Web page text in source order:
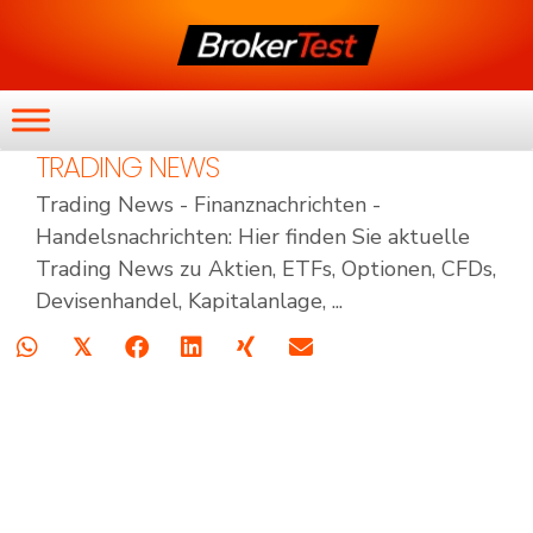
TRADING NEWS
Trading News - Finanznachrichten -
Handelsnachrichten: Hier finden Sie aktuelle
Trading News zu Aktien, ETFs, Optionen, CFDs,
Devisenhandel, Kapitalanlage, ...
𝕏